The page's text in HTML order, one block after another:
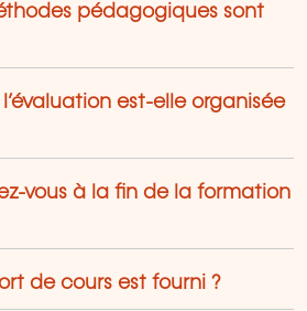
pédagogiques sont
est-elle organisée
vous à la fin de la formation
de cours est fourni ?